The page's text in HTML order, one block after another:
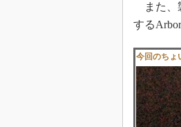
また、
する
今回のちょ